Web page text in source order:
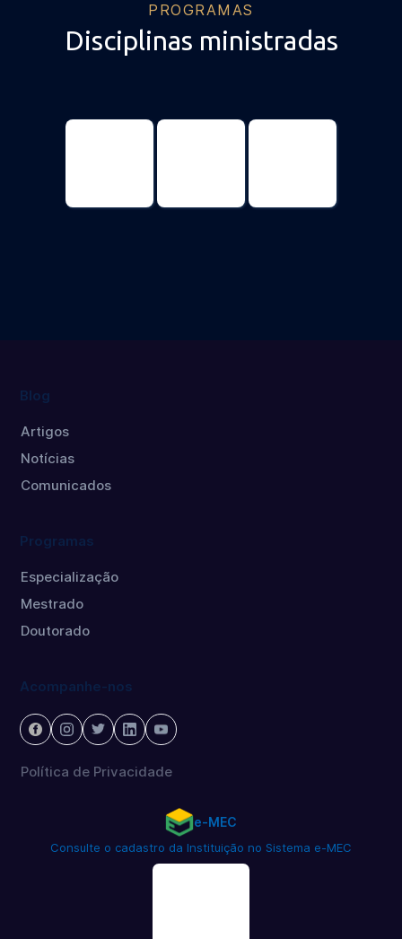
PROGRAMAS
Disciplinas ministradas
Blog
Artigos
Notícias
Comunicados
Programas
Especialização
Mestrado
Doutorado
Acompanhe-nos
Política de Privacidade
e-MEC
Consulte o cadastro da Instituição no Sistema e-MEC